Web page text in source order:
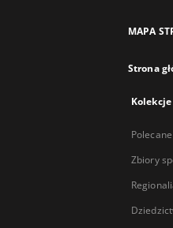
MAPA
Strona
Kolekcje
Polecane
Zbiory